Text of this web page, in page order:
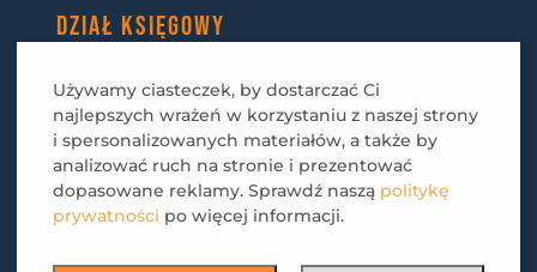
DZIAŁ KSIĘGOWY
faktury@bplusl.pl
E-MAIL
biuro@bplusl.pl
Używamy ciasteczek, by dostarczać Ci
najlepszych wrażeń w korzystaniu z naszej strony
i spersonalizowanych materiałów, a także by
analizować ruch na stronie i prezentować
dopasowane reklamy. Sprawdź naszą politykę
prywatności po więcej informacji.